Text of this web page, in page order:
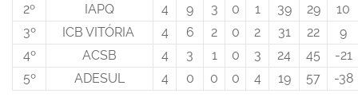
2º
IAPQ 4 9 3 0 1 39 29
10
3º
ICB VITÓRIA 4 6 2 0 2 31 22
9
4º
ACSB 4 3 1 0 3 24 45
-21
5º
ADESUL 4 0 0 0 4 19 57 -38